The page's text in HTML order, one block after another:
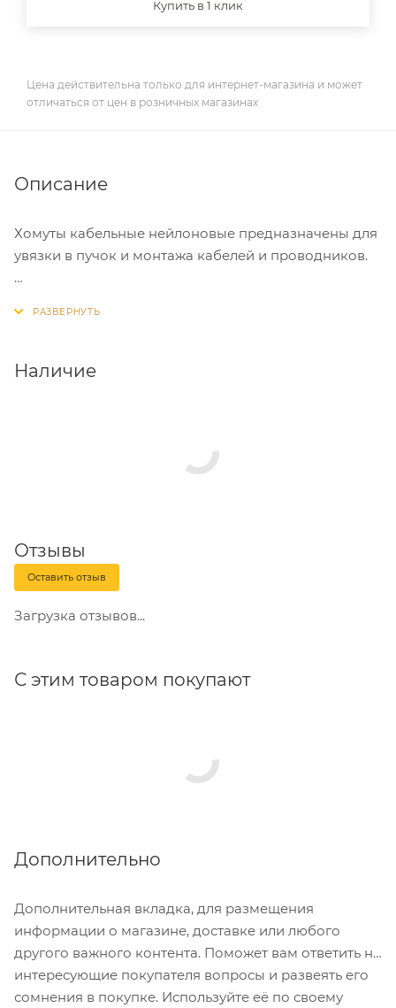
Купить в 1 клик
Цена действительна только для интернет-магазина и может
отличаться от цен в розничных магазинах
Описание
Хомуты кабельные нейлоновые предназначены для
увязки в пучок и монтажа кабелей и проводников.
проведении электромонтажных работ.
Наличие
Отзывы
Оставить отзыв
Загрузка отзывов...
С этим товаром покупают
Дополнительно
Дополнительная вкладка, для размещения
информации о магазине, доставке или любого
другого важного контента. Поможет вам ответить на
интересующие покупателя вопросы и развеять его
сомнения в покупке. Используйте её по своему